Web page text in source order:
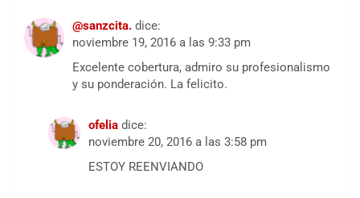
@sanzcita. dice:
noviembre 19, 2016 a las 9:33 pm
Excelente cobertura, admiro su profesionalismo
y su ponderación. La felicito.
ofelia dice:
noviembre 20, 2016 a las 3:58 pm
ESTOY REENVIANDO